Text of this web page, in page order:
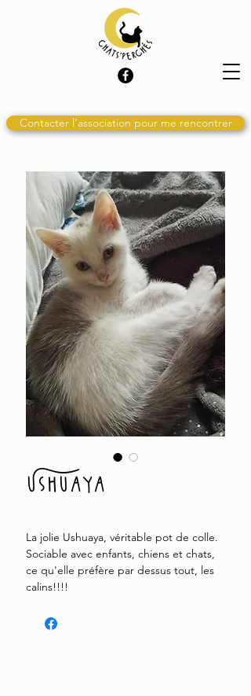
Contacter l'association pour me rencontrer
Ushuaya
La jolie Ushuaya, véritable pot de colle.
Sociable avec enfants, chiens et chats,
ce qu'elle préfère par dessus tout, les
calins!!!!